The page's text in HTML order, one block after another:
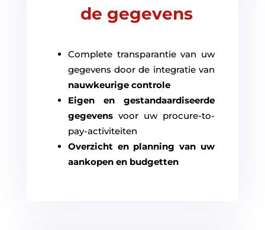
de gegevens
Complete transparantie van uw
gegevens door de integratie van
nauwkeurige controle
Eigen en gestandaardiseerde
gegevensvoor uw procure-to-
pay-activiteiten
Overzicht en planning van uw
aankopen en budgetten